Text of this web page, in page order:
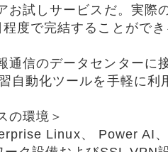
お試しサービスだ。実際
度で完結することができ
通信のデータセンターに
自動化ツールを手軽に利
の環境＞
Linux、 Power AI